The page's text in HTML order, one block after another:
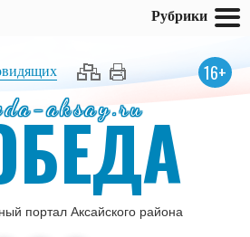
16+
aksay.ru
портал Аксайского района
Рубрики